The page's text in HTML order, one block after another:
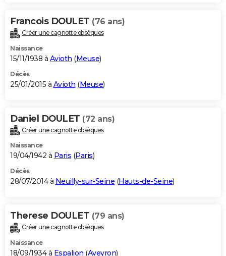
Francois DOULET (76 ans)
Créer une cagnotte obsèques
Naissance
15/11/1938 à Avioth (Meuse)
Décès
25/01/2015 à Avioth (Meuse)
Daniel DOULET (72 ans)
Créer une cagnotte obsèques
Naissance
19/04/1942 à Paris (Paris)
Décès
28/07/2014 à Neuilly-sur-Seine (Hauts-de-Seine)
Therese DOULET (79 ans)
Créer une cagnotte obsèques
Naissance
18/09/1934 à Espalion (Aveyron)